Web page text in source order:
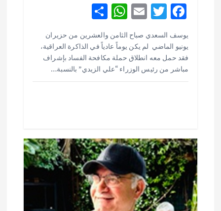
F
ac
e
b
o
T
it
te
r
E
m
ai
l
W
h
at
s
A
S
ar
e
يوسف السعدي صباح الثامن والعشرين من حزيران
يونيو الماضي لم يكن يوماً عادياً في الذاكرة العراقية،
فقد حمل معه انطلاق حملة مكافحة الفساد بإشراف
مباشر من رئيس الوزراء “علي الزيدي” بالنسبة…